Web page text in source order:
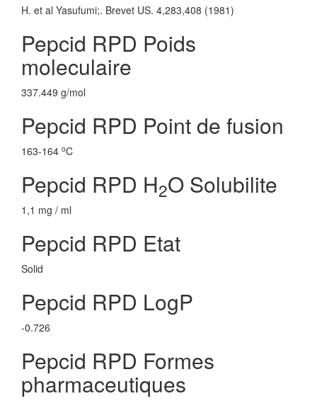
H. et al Yasufumi;. Brevet US. 4,283,408 (1981)
Pepcid RPD Poids
moleculaire
337.449 g/mol
Pepcid RPD Point de fusion
163-164 oC
Pepcid RPD H2O Solubilite
1,1 mg / ml
Pepcid RPD Etat
Solid
Pepcid RPD LogP
-0.726
Pepcid RPD Formes
pharmaceutiques